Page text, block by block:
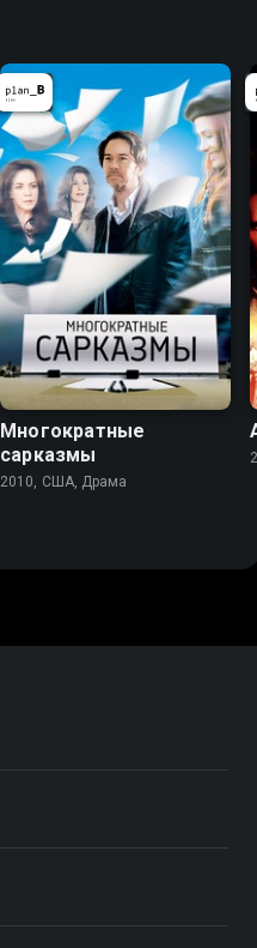
4.7
Многократные
сарказмы
2010, США, Драма